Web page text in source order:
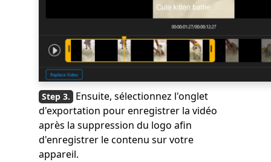
Ensuite, sélectionnez l'onglet
d'exportation pour enregistrer la vidéo
après la suppression du logo afin
d'enregistrer le contenu sur votre
appareil.